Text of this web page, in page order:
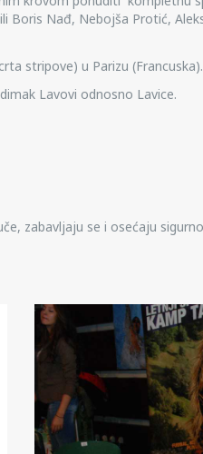
7
Nađ, Nebojša Protić,
stripove) u Parizu (Francuska).
Lavovi odnosno Lavice.
zabavljaju se i osećaju